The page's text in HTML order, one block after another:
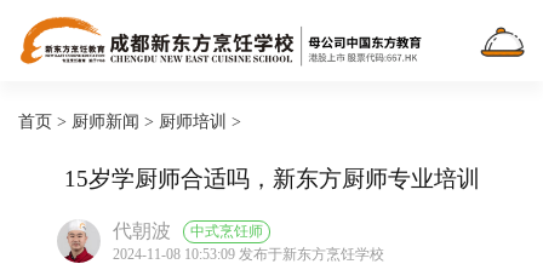
首页 > 厨师新闻 > 厨师培训 >
15岁学厨师合适吗，新东方厨师专业培训
代朝波
中式烹饪师
2024-11-08 10:53:09 发布于新东方烹饪学校